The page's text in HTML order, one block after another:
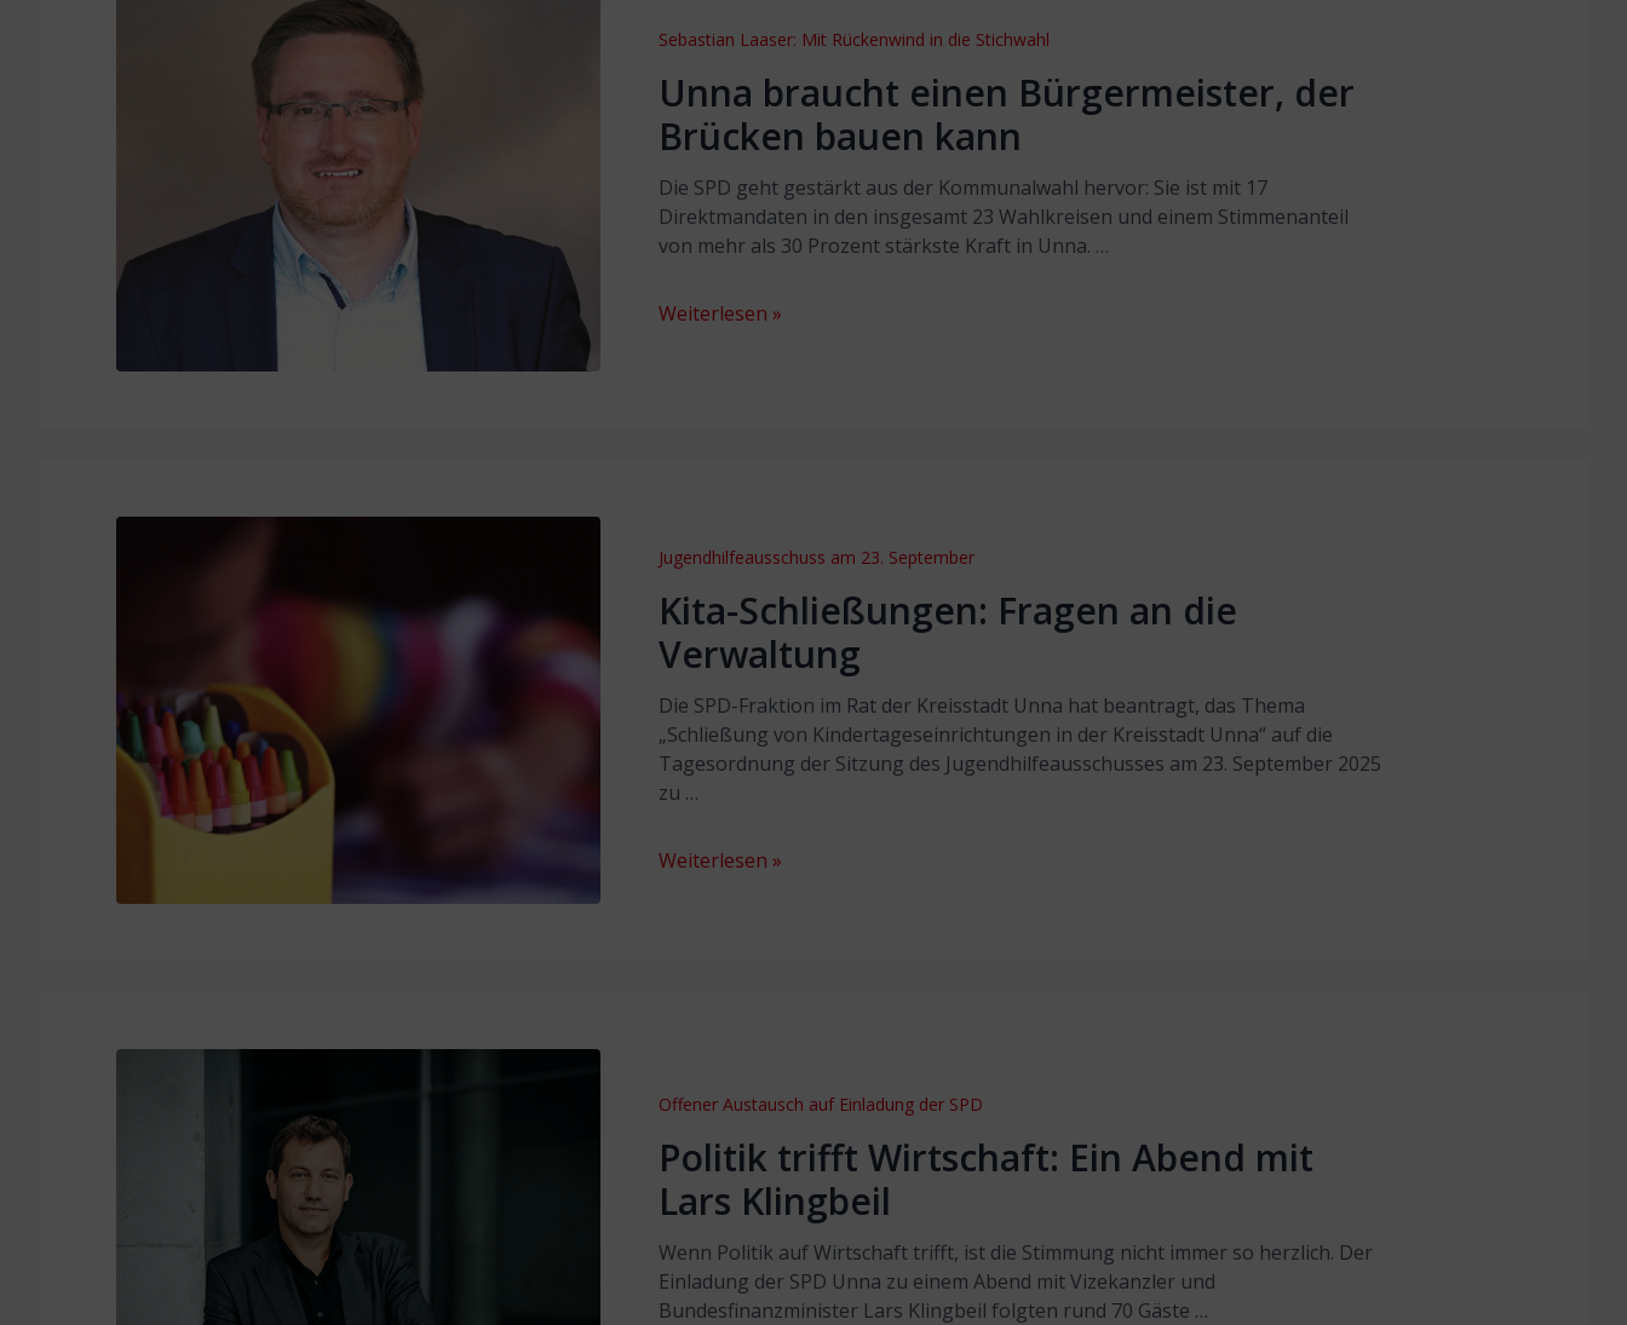
Sebastian Laaser: Mit Rückenwind in die Stichwahl
Unna braucht einen Bürgermeister, der
Brücken bauen kann
Die SPD geht gestärkt aus der Kommunalwahl hervor: Sie ist mit 17
Direktmandaten in den insgesamt 23 Wahlkreisen und einem Stimmenanteil
von mehr als 30 Prozent stärkste Kraft in Unna. …
Weiterlesen »
Jugendhilfeausschuss am 23. September
Kita-Schließungen: Fragen an die
Verwaltung
Die SPD-Fraktion im Rat der Kreisstadt Unna hat beantragt, das Thema
„Schließung von Kindertageseinrichtungen in der Kreisstadt Unna“ auf die
Tagesordnung der Sitzung des Jugendhilfeausschusses am 23. September 2025
zu …
Weiterlesen »
Offener Austausch auf Einladung der SPD
Politik trifft Wirtschaft: Ein Abend mit
Lars Klingbeil
Wenn Politik auf Wirtschaft trifft, ist die Stimmung nicht immer so herzlich. Der
Einladung der SPD Unna zu einem Abend mit Vizekanzler und
Bundesfinanzminister Lars Klingbeil folgten rund 70 Gäste …